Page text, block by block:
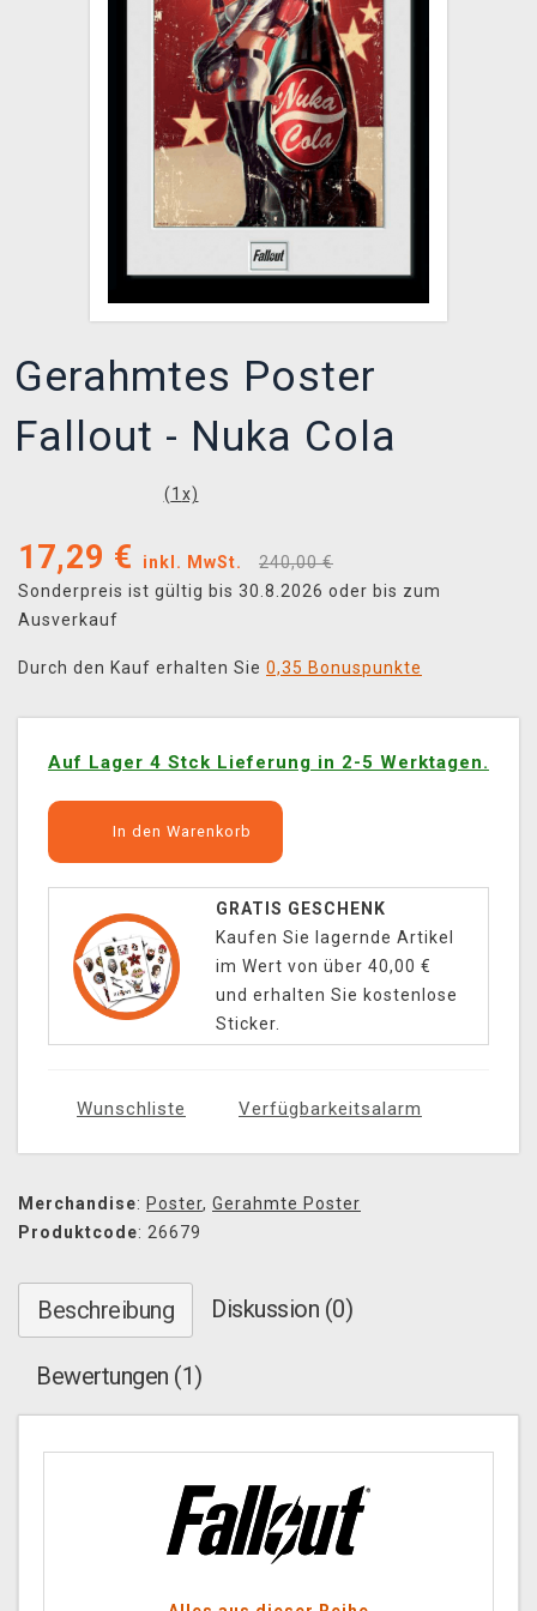
Gerahmtes Poster
Fallout - Nuka Cola
(1 x)
17,29 € inkl. MwSt.
240,00 €
Sonderpreis ist gültig bis 30.8.2026 oder bis zum
Ausverkauf
Durch den Kauf erhalten Sie 0,35 Bonuspunkte
Auf Lager 4 Stck Lieferung in 2-5 Werktagen.
In den Warenkorb
GRATIS GESCHENK
Kaufen Sie lagernde Artikel
im Wert von über 40,00 €
und erhalten Sie kostenlose
Sticker.
Wunschliste Verfügbarkeitsalarm
Merchandise: Poster, Gerahmte Poster
Produktcode: 26679
Beschreibung Diskussion (0)
Bewertungen (1)